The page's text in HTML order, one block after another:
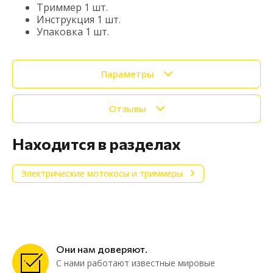
Триммер 1 шт.
Инструкция 1 шт.
Упаковка 1 шт.
Параметры
Отзывы
Находится в разделах
Электрические мотокосы и триммеры
Они нам доверяют.
С нами работают известные мировые